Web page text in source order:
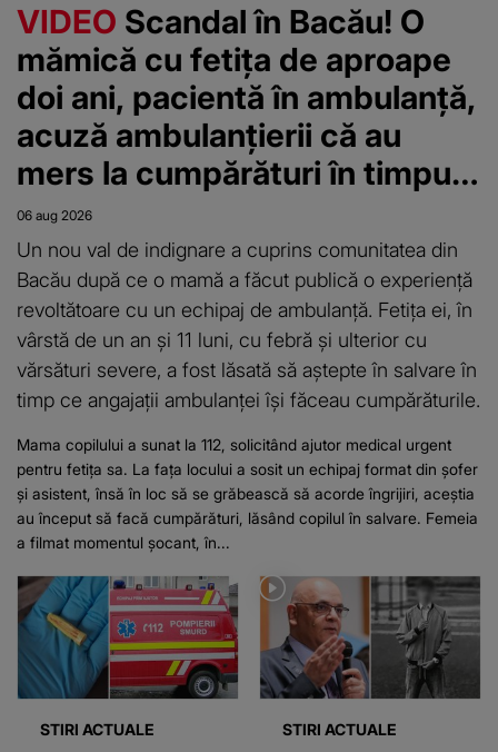
VIDEO Scandal în Bacău! O
mămică cu fetița de aproape
doi ani, pacientă în ambulanță,
acuză ambulanțierii că au
mers la cumpărături în timpul
intervenției: "Am stat opriți că
negocia cu vânzătorul"
06 aug 2026
Un nou val de indignare a cuprins comunitatea din
Bacău după ce o mamă a făcut publică o experiență
revoltătoare cu un echipaj de ambulanță. Fetița ei, în
vârstă de un an și 11 luni, cu febră și ulterior cu
vărsături severe, a fost lăsată să aștepte în salvare în
timp ce angajații ambulanței își făceau cumpărăturile.
Mama copilului a sunat la 112, solicitând ajutor medical urgent
pentru fetița sa. La fața locului a sosit un echipaj format din șofer
și asistent, însă în loc să se grăbească să acorde îngrijiri, aceștia
au început să facă cumpărături, lăsând copilul în salvare. Femeia
a filmat momentul șocant, în...
STIRI ACTUALE STIRI ACTUALE